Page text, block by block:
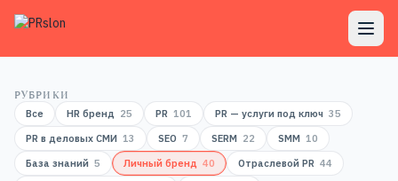
РУБРИКИ
Все
HR бренд 25 PR 101 PR — услуги под ключ 35
PR в деловых СМИ 13 SEO 7 SERM 22 SMM 10
База знаний 5 Личный бренд 40 Отраслевой PR 44